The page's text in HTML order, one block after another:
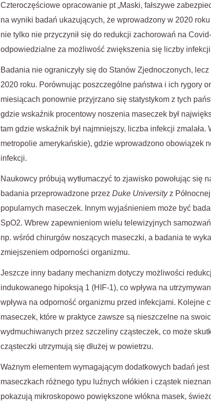
Czteroczęściowe opracowanie pt „Maski, fałszywe
na wyniki badań ukazujących, że wprowadzony w 2020
nie tylko nie przyczynił się do redukcji zachorowań na
odpowiedzialne za możliwość zwiększenia się liczby
Badania nie ograniczyły się do Stanów Zjednoczonych,
2020 roku. Porównując poszczególne państwa i ich rygory
miesiącach ponownie przyjrzano się statystykom z tych
gdzie wskaźnik procentowy noszenia maseczek był
tam gdzie wskaźnik był najmniejszy, liczba infekcji
metropolie amerykańskie), gdzie wprowadzono obowiązek
infekcji.
Naukowcy próbują wytłumaczyć to zjawisko powołując się
badania przeprowadzone przez Duke Universityz
popularnych maseczek. Innym wyjaśnieniem może być
SpO2. Wbrew zapewnieniom wielu telewizyjnych
np. wśród chirurgów noszących maseczki, a badania te
zmiejszeniem odporności organizmu.
Jeszcze inny badany mechanizm dotyczy możliwości
indukowanego hipoksją 1 (HIF-1), co wpływa na
wpływa na odporność organizmu przed infekcjami.
maseczek, które w praktyce zawsze są nieszczelne na
wydmuchiwanych przez szczeliny cząsteczek, co może
cząsteczki utrzymują się dłużej w powietrzu.
Ważnym elementem wymagającym dodatkowych badań
maseczkach różnego typu luźnych włókien i cząstek
pokazują mikroskopowo powiększone włókna masek,